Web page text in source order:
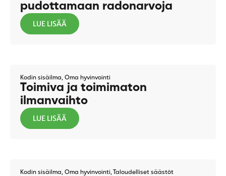
pudottamaan radonarvoja
LUE LISÄÄ
Kodin sisäilma, Oma hyvinvointi
Toimiva ja toimimaton
ilmanvaihto
LUE LISÄÄ
Kodin sisäilma, Oma hyvinvointi, Taloudelliset säästöt